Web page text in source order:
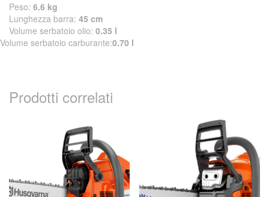
Peso: 6.6 kg
Lunghezza barra: 45 cm
Volume serbatoio olio: 0.35 l
Volume serbatoio carburante:0.70 l
Prodotti correlati